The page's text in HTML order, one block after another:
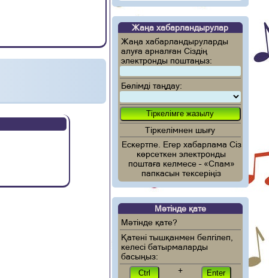
Жаңа хабарландырулар
Жаңа хабарландыруларды
алуға арналған Сіздің
электронды поштаңыз:
Бөлімді таңдау:
Тіркелімнен шығу
Ескертпе. Егер хабарлама Сіз
көрсеткен электронды
поштаға келмесе – «Спам»
папкасын тексеріңіз
Мәтінде қате
Мәтінде қате?
Қатені тышқанмен белгілеп,
келесі батырмаларды
басыңыз:
+